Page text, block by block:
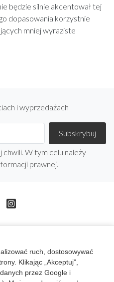
będzie silnie akcentował tej
dopasowania korzystnie
mniej wyraziste
i wyprzedażach
chwili. W tym celu należy
prawnej.
ruch, dostosowywać
Klikając „Akceptuj”,
przez Google i